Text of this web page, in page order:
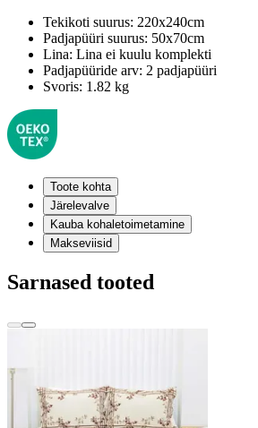
Tekikoti suurus: 220x240cm
Padjapüüri suurus: 50x70cm
Lina: Lina ei kuulu komplekti
Padjapüüride arv: 2 padjapüüri
Svoris: 1.82 kg
Toote kohta
Järelevalve
Kauba kohaletoimetamine
Makseviisid
Sarnased tooted